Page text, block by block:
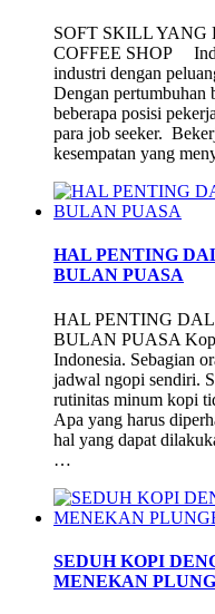
SOFT SKILL
COFFEE SHOP
industri dengan
Dengan pertumbuhan
beberapa posisi
para job seeker.
kesempatan yang
HAL PENTING
BULAN PUASA
HAL PENTING
BULAN PUASA
Indonesia. Sebagian
jadwal ngopi sendiri.
rutinitas minum kopi
Apa yang harus
hal yang dapat
…
SEDUH KOPI
MENEKAN